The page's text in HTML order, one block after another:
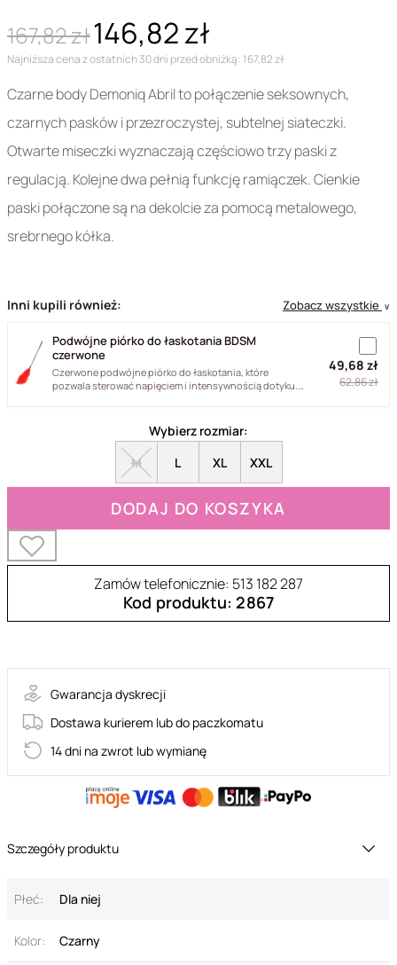
167,82 zł146,82 zł
Najniższa cena z ostatnich 30 dni przed obniżką: 167,82 zł
Czarne body Demoniq Abril to połączenie seksownych,
czarnych pasków i przezroczystej, subtelnej siateczki.
Otwarte miseczki wyznaczają częściowo trzy paski z
regulacją. Kolejne dwa pełnią funkcję ramiączek. Cienkie
paski połączone są na dekolcie za pomocą metalowego,
srebrnego kółka.
Inni kupili również: Zobacz wszystkie ∨
Podwójne piórko do łaskotania BDSM
czerwone
Czerwone podwójne piórko do łaskotania, które
pozwala sterować napięciem i intensywnością dotyku.
49,68 zł
62,86 zł
Wybierz rozmiar:
M
L XL XXL
DODAJ DO KOSZYKA
Zamów telefonicznie: 513 182 287
Kod produktu: 2867
Gwarancja dyskrecji
Dostawa kurierem lub do paczkomatu
14 dni na zwrot lub wymianę
Szczegóły produktu
Płeć: Dla niej
Kolor: Czarny